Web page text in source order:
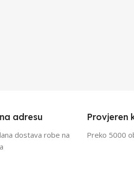
adresu
dostava robe na
Provjeren
Preko 5000